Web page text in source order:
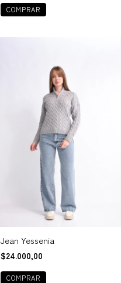
COMPRAR
Jean Yessenia
$24.000,00
COMPRAR